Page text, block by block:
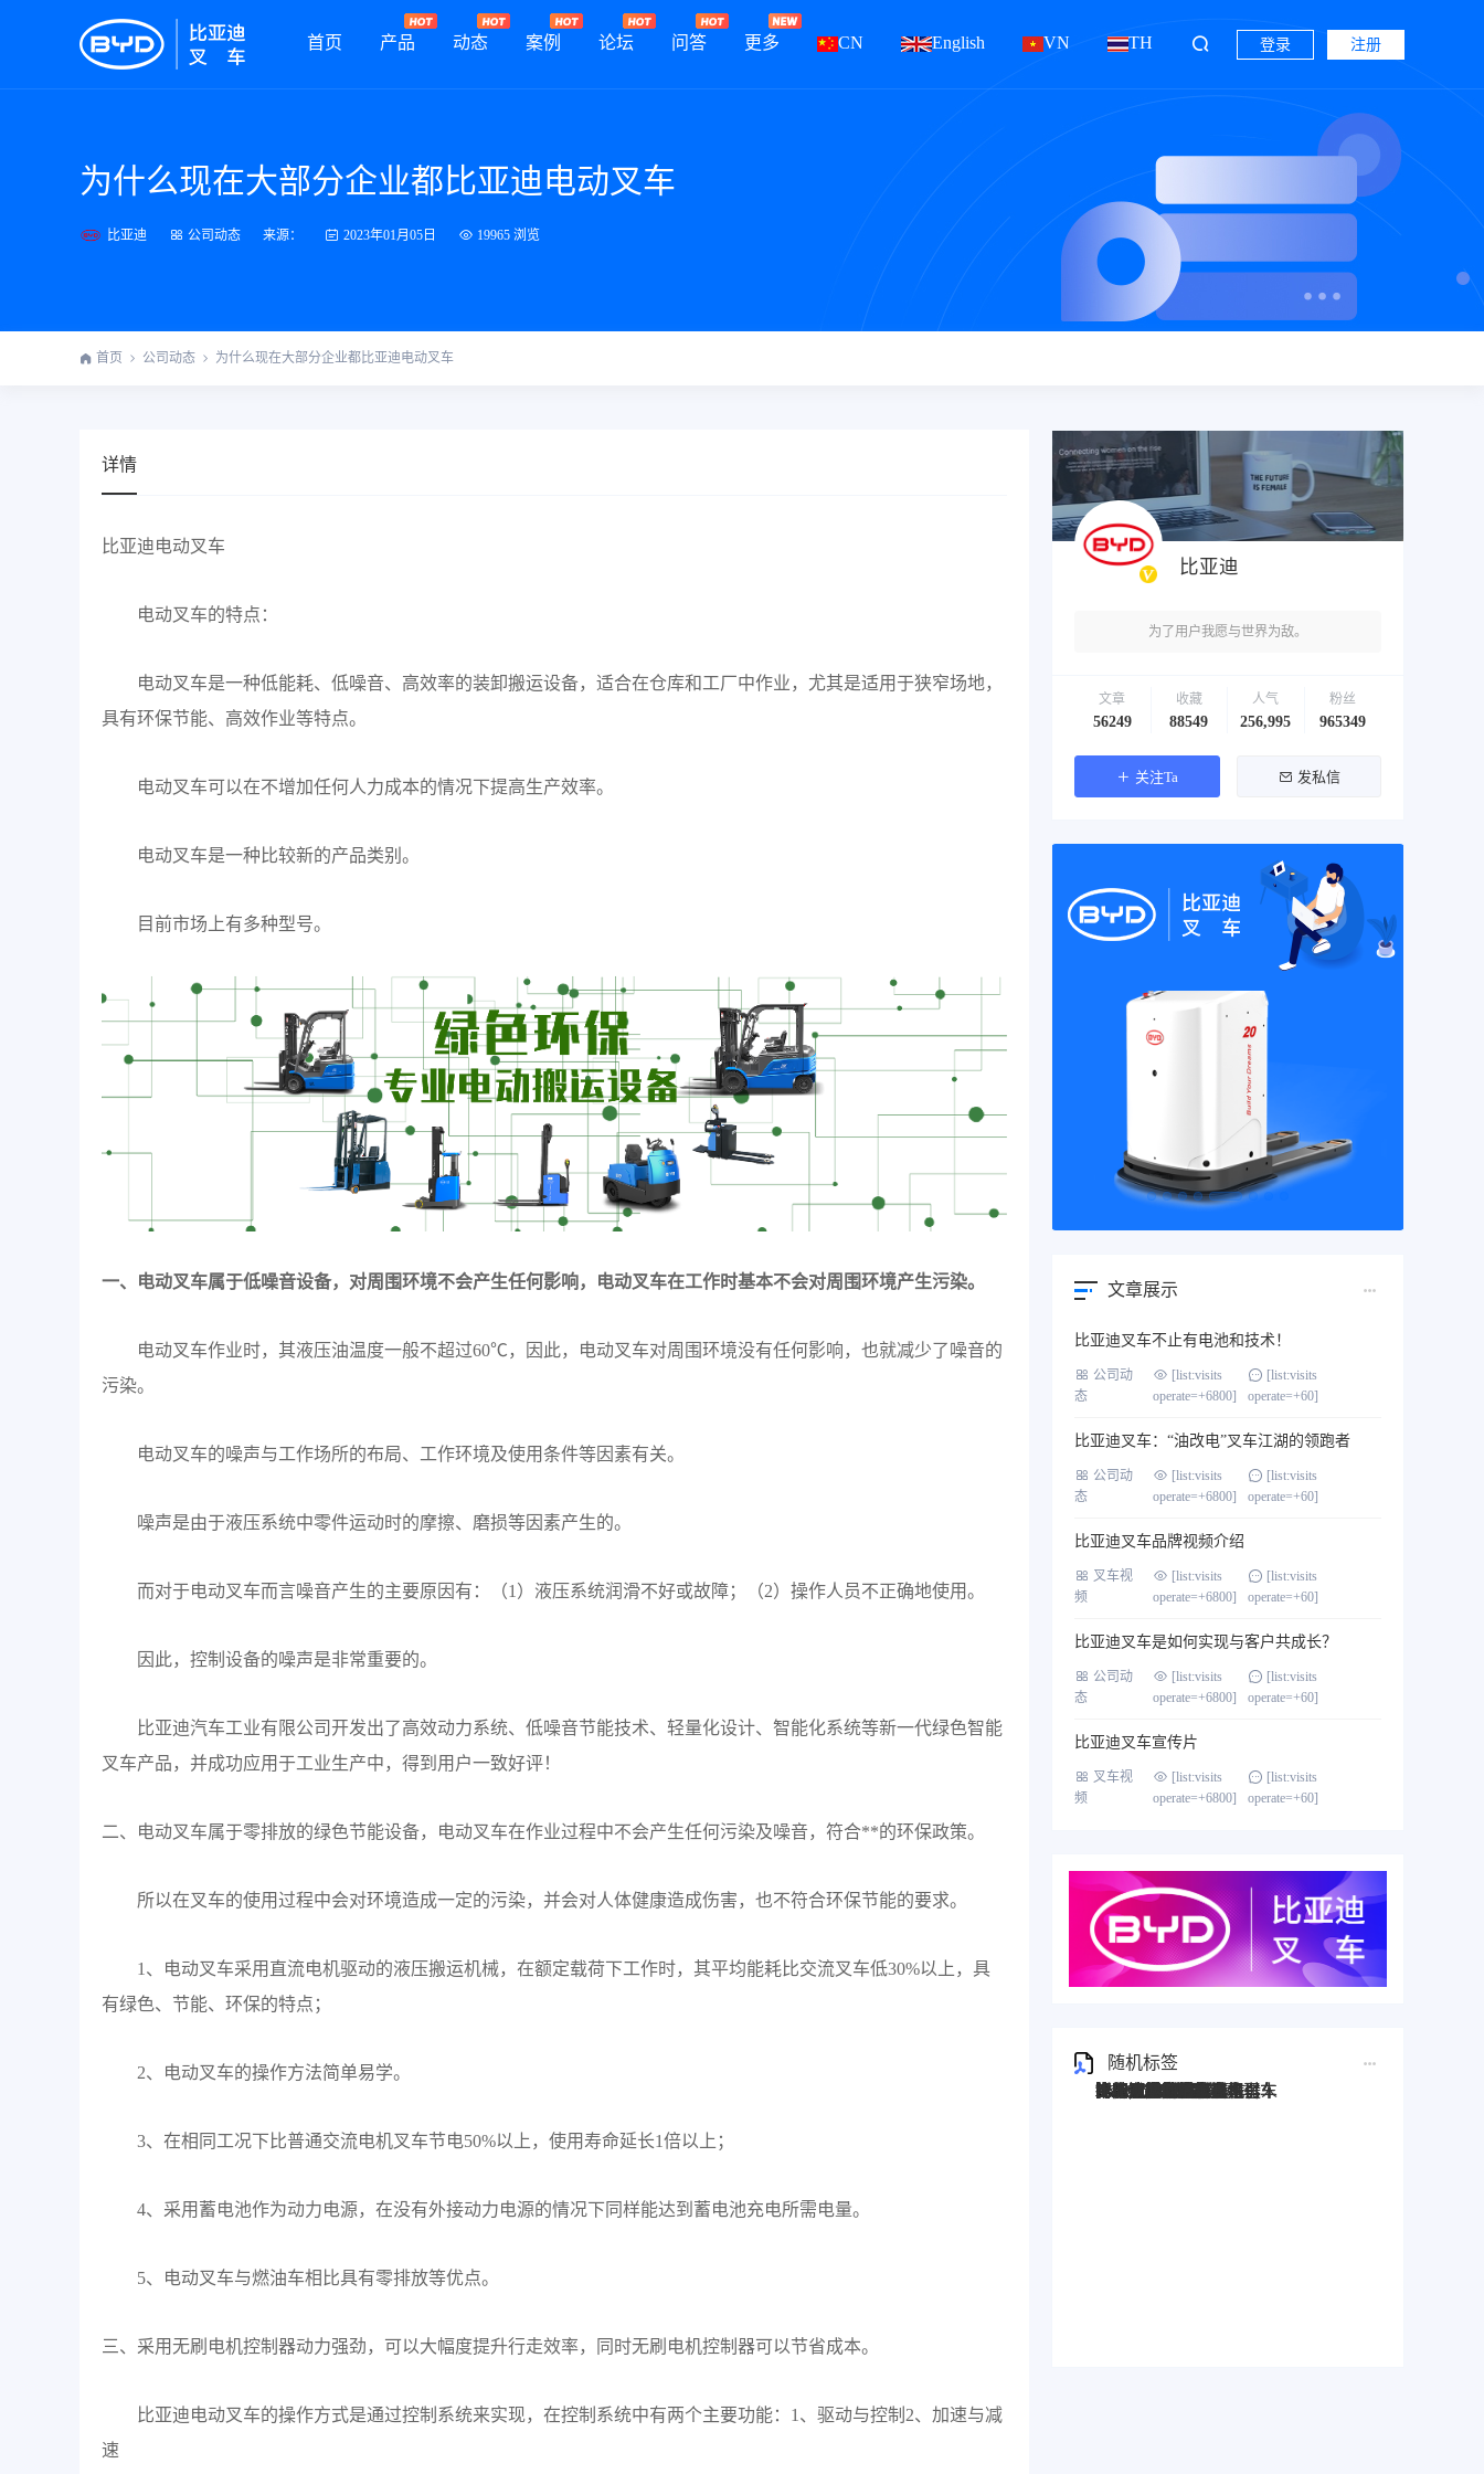
首页 产品 动态 案例 论坛 问答 更多 CN English VN TH 登录 注册
为什么现在大部分企业都比亚迪电动叉车
比亚迪 公司动态 来源： 2023年01月05日 19965 浏览
首页 公司动态 为什么现在大部分企业都比亚迪电动叉车
详情
比亚迪电动叉车
电动叉车的特点：
电动叉车是一种低能耗、低噪音、高效率的装卸搬运设备，适合在仓库和工厂中作业，尤其是适用于狭窄场地，
具有环保节能、高效作业等特点。
电动叉车可以在不增加任何人力成本的情况下提高生产效率。
电动叉车是一种比较新的产品类别。
目前市场上有多种型号。
一、电动叉车属于低噪音设备，对周围环境不会产生任何影响，电动叉车在工作时基本不会对周围环境产生污染。
电动叉车作业时，其液压油温度一般不超过60℃，因此，电动叉车对周围环境没有任何影响，也就减少了噪音的
污染。
电动叉车的噪声与工作场所的布局、工作环境及使用条件等因素有关。
噪声是由于液压系统中零件运动时的摩擦、磨损等因素产生的。
而对于电动叉车而言噪音产生的主要原因有：（1）液压系统润滑不好或故障；（2）操作人员不正确地使用。
因此，控制设备的噪声是非常重要的。
比亚迪汽车工业有限公司开发出了高效动力系统、低噪音节能技术、轻量化设计、智能化系统等新一代绿色智能
叉车产品，并成功应用于工业生产中，得到用户一致好评！
二、电动叉车属于零排放的绿色节能设备，电动叉车在作业过程中不会产生任何污染及噪音，符合**的环保政策。
所以在叉车的使用过程中会对环境造成一定的污染，并会对人体健康造成伤害，也不符合环保节能的要求。
1、电动叉车采用直流电机驱动的液压搬运机械，在额定载荷下工作时，其平均能耗比交流叉车低30%以上，具
有绿色、节能、环保的特点；
2、电动叉车的操作方法简单易学。
3、在相同工况下比普通交流电机叉车节电50%以上，使用寿命延长1倍以上；
4、采用蓄电池作为动力电源，在没有外接动力电源的情况下同样能达到蓄电池充电所需电量。
5、电动叉车与燃油车相比具有零排放等优点。
三、采用无刷电机控制器动力强劲，可以大幅度提升行走效率，同时无刷电机控制器可以节省成本。
比亚迪电动叉车的操作方式是通过控制系统来实现，在控制系统中有两个主要功能：1、驱动与控制2、加速与减
速
比亚迪
为了用户我愿与世界为敌。
文章
56249
收藏
88549
人气
256,995
粉丝
965349
关注Ta 发私信
文章展示
比亚迪叉车不止有电池和技术！
公司动
态
[list:visits
operate=+6800]
[list:visits
operate=+60]
比亚迪叉车：“油改电”叉车江湖的领跑者
公司动
态
[list:visits
operate=+6800]
[list:visits
operate=+60]
比亚迪叉车品牌视频介绍
叉车视
频
[list:visits
operate=+6800]
[list:visits
operate=+60]
比亚迪叉车是如何实现与客户共成长？
公司动
态
[list:visits
operate=+6800]
[list:visits
operate=+60]
比亚迪叉车宣传片
叉车视
频
[list:visits
operate=+6800]
[list:visits
operate=+60]
随机标签
比亚迪叉车
比亚迪电动叉车
比亚迪锂电叉车
新能源比亚迪叉车
比亚迪叉车价格
比亚迪叉车报价
比亚迪叉车多少钱
比亚迪搬运车
比亚迪搬运叉车
比亚迪前移式叉车
新能源叉车
锂电叉车
电动叉车
电瓶叉车
比亚迪电瓶叉车
比亚迪新能源叉车
比亚迪大吨位叉车
比亚迪平衡重叉车
步行式托盘搬运车
比亚迪托盘搬运车
比亚迪电动托盘车
锂电搬运车
电动搬运车
比亚迪AGV
比亚迪机器人
AGV
AGV叉车
比亚迪AGV叉车
比亚迪宽支腿叉车
比亚迪托盘堆垛车
比亚迪堆高叉车
比亚迪托盘式搬运机器人
比亚迪搬运机器人
比亚迪托盘式机器人
比亚迪2.0T站驾式牵引车
比亚迪站驾式牵引车
比亚迪牵引车
比亚迪2.0T牵引车
比亚迪3T托盘搬运车
比亚迪电动搬运车
比亚迪前移车
比亚迪前移叉车
比亚迪托盘前移叉车
比亚迪叉车托盘搬运车
比亚迪堆垛叉车
比亚迪堆垛叉车价格
比亚迪3.0T座驾式牵引车
比亚迪3吨牵引车
比亚迪堆垛车
比亚迪P30S
比亚迪站驾式托盘搬运车
比亚迪仓储叉车
半包围式托盘搬运车
比亚迪2吨搬运车
比亚迪25T牵引车
电动AGV叉车
Stand-on forklift
BYD forklift S16PS
比亚迪4.5T站驾式牵引车
比亚迪Q45TS